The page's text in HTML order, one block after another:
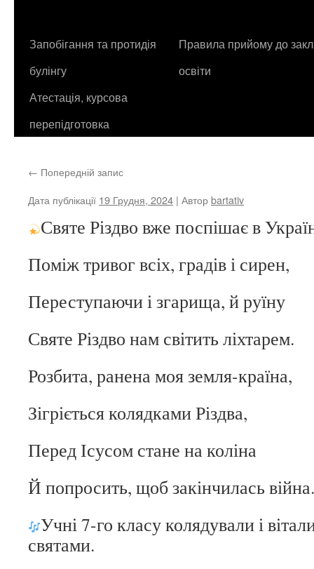
Запобігання та протидія
булінгу
Правила прийому до
освіти
Атестація, курсова
перепідготовка
← Попередній запис
Дата публікації 19 Грудня, 2024 | Авторbartativ
Святе Різдво вже поспішає в
Поміж тривог всіх, градів і сирен,
Переступаючи і згарища, й руїну
Святе Різдво нам світить ліхтарем.
Розбита, ранена моя земля-країна,
Зігріється колядками Різдва,
Перед Ісусом стане на коліна
Й попросить, щоб закінчилась війна.
Учні 7-го класу колядували і
святами.